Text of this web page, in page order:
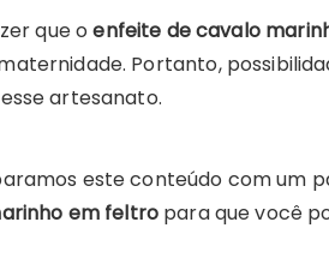
que oenfeite de cavalo
Portanto,
artesanato.
este conteúdo com um
em feltropara que você